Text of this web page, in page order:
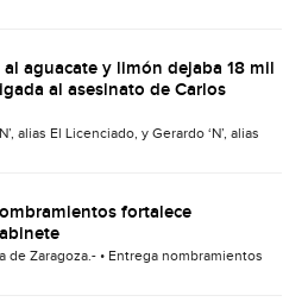
aguacate y limón dejaba 18 mil
al asesinato de Carlos
alias El Licenciado, y Gerardo ‘N’, alias
fortalece
Zaragoza.- • Entrega nombramientos